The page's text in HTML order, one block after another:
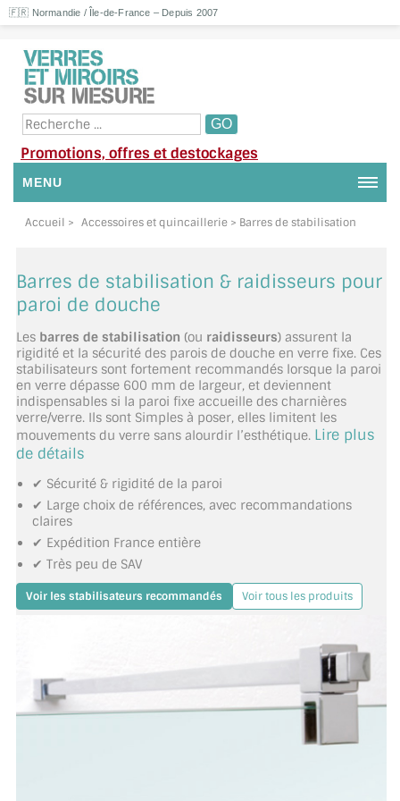
🇫🇷 Normandie / Île-de-France – Depuis 2007
Promotions, offres et destockages
MENU
NOUS CONTACTER
DEMANDE DE DEVIS
SUIVI DE DEVIS
SUIVI DE COMMANDE
TOUS LES TARIFS AU M2
GUIDE : CHOIX PAR UTILISATION
INSPIRATIONS ET NOUVEAUTÉS
AMBIANCE LAITON BROSSÉ
MIROIRS VIEILLIS AMBIANCE BRASSERIE
MIROIR DÉCORATIF DE COULEUR
Accueil > Accessoires et quincaillerie > Barres de stabilisation
Barres de stabilisation & raidisseurs pour
paroi de douche
Les barres de stabilisation (ou raidisseurs) assurent la
rigidité et la sécurité des parois de douche en verre fixe. Ces
stabilisateurs sont fortement recommandés lorsque la paroi
en verre dépasse 600 mm de largeur, et deviennent
indispensables si la paroi fixe accueille des charnières
verre/verre. Ils sont Simples à poser, elles limitent les
mouvements du verre sans alourdir l’esthétique. Lire plus
de détails
✔ Sécurité & rigidité de la paroi
✔ Large choix de références, avec recommandations
claires
✔ Expédition France entière
✔ Très peu de SAV
Voir les stabilisateurs recommandés Voir tous les produits